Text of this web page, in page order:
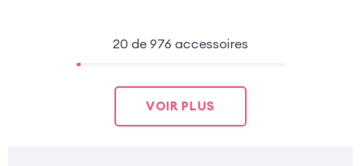
20 de 976 accessoires
VOIR PLUS